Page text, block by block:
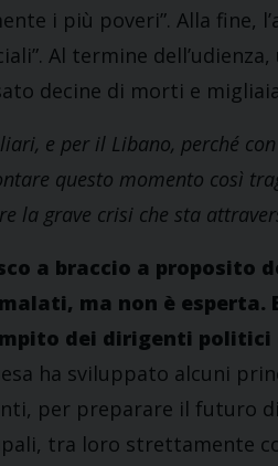
i più poveri”. Alla fine,
Al termine
decine di morti e
e per il Libano, perché
questo momento così
la grave crisi che sta
a braccio a proposito
ma non è esperta.
dei dirigenti politici
ha sviluppato alcuni
per preparare il futuro
tra loro strettamente